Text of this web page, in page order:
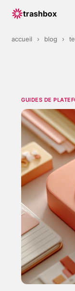
trashbox
accueil › blog ›
GUIDES DE